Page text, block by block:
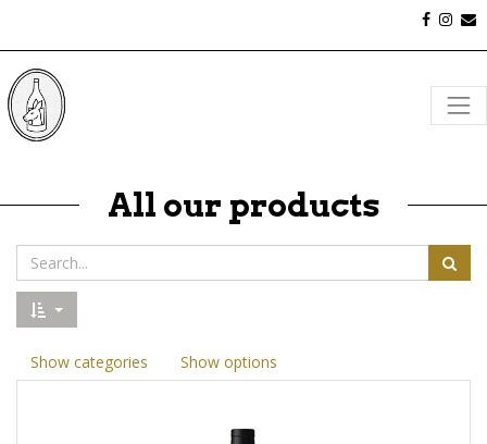
All our products
Show categories Show options